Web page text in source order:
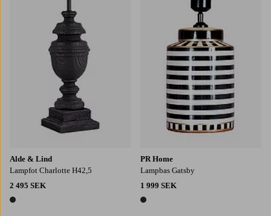
Alde & Lind
Lampfot Charlotte H42,5
2 495 SEK
1 färg
PR Home
Lampbas Gatsby
1 999 SEK
1 färg